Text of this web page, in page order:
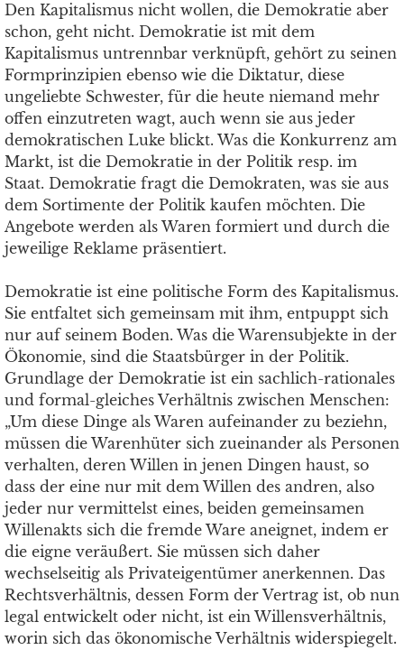
Den Kapitalismus nicht wollen, die Demokratie aber
schon, geht nicht. Demokratie ist mit dem
Kapitalismus untrennbar verknüpft, gehört zu seinen
Formprinzipien ebenso wie die Diktatur, diese
ungeliebte Schwester, für die heute niemand mehr
offen einzutreten wagt, auch wenn sie aus jeder
demokratischen Luke blickt. Was die Konkurrenz am
Markt, ist die Demokratie in der Politik resp. im
Staat. Demokratie fragt die Demokraten, was sie aus
dem Sortimente der Politik kaufen möchten. Die
Angebote werden als Waren formiert und durch die
jeweilige Reklame präsentiert.
Demokratie ist eine politische Form des Kapitalismus.
Sie entfaltet sich gemeinsam mit ihm, entpuppt sich
nur auf seinem Boden. Was die Warensubjekte in der
Ökonomie, sind die Staatsbürger in der Politik.
Grundlage der Demokratie ist ein sachlich-rationales
und formal-gleiches Verhältnis zwischen Menschen:
„Um diese Dinge als Waren aufeinander zu beziehn,
müssen die Warenhüter sich zueinander als Personen
verhalten, deren Willen in jenen Dingen haust, so
dass der eine nur mit dem Willen des andren, also
jeder nur vermittelst eines, beiden gemeinsamen
Willenakts sich die fremde Ware aneignet, indem er
die eigne veräußert. Sie müssen sich daher
wechselseitig als Privateigentümer anerkennen. Das
Rechtsverhältnis, dessen Form der Vertrag ist, ob nun
legal entwickelt oder nicht, ist ein Willensverhältnis,
worin sich das ökonomische Verhältnis widerspiegelt.